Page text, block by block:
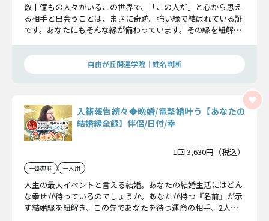
数十億もの人々がいるこの世界で、「この人だ」と心から思え
る相手と出会うことは、まさに奇跡。強い縁で結ばれている証
です。あなたにもそんな縁が備わっています。その縁を紐解け
自由が丘開運学院│姓名判断
入籍報告続々◆晩婚/電撃婚叶う【あなたの
結婚縁全録】伴侶/日付/幸
1回 3,630円（税込）
一部無料 一人用
人生の最大イベントと言える結婚。あなたの結婚生活にはどん
な幸せが待っているのでしょうか。あなたが持つ『名前』が示
す結婚縁を紐解き、この先であなたを待つ運命の相手、2人は